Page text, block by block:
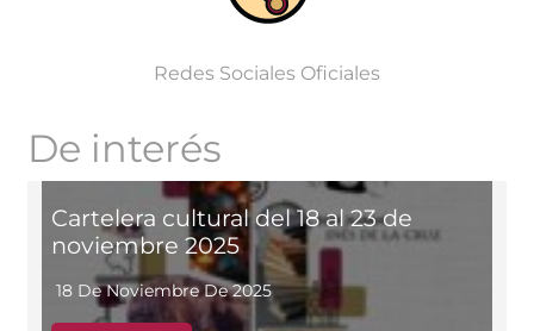
Redes Sociales Oficiales
De interés
Cartelera cultural del 18 al 23 de
noviembre 2025
18 De Noviembre De 2025